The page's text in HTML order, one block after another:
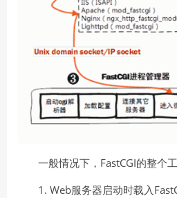
一般情况下，FastCGI的整个
1. Web服务器启动时载入